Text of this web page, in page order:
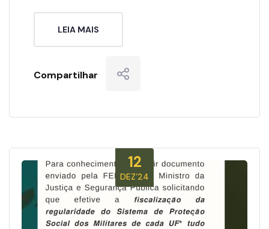
LEIA MAIS
Compartilhar
12
DEZ’24